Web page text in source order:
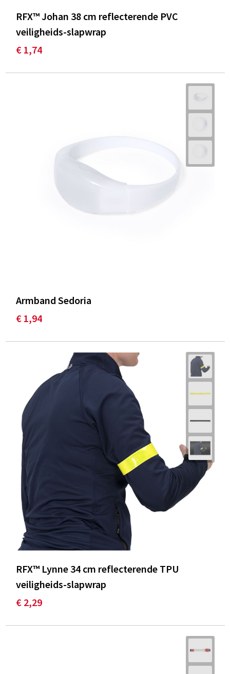
RFX™ Johan 38 cm reflecterende PVC
veiligheids-slapwrap
€ 1,74
Armband Sedoria
€ 1,94
RFX™ Lynne 34 cm reflecterende TPU
veiligheids-slapwrap
€ 2,29